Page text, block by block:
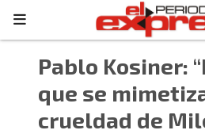
Pablo Kosiner:
que se
crueldad de